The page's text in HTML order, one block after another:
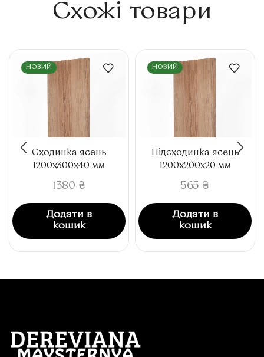
Схожі товари
НОВИЙ
Сходинка ясень
1200x300x40 мм
1380 ₴
Додати в
кошик
НОВИЙ
Підсходинка ясень
1200x200x20 мм
565 ₴
Додати в
кошик